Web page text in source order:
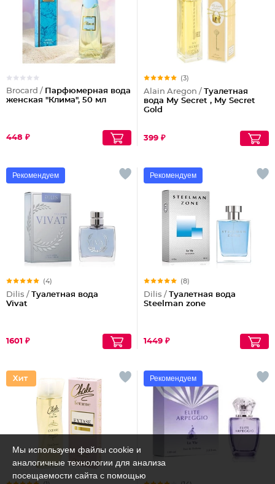
Brocard / Парфюмерная вода
женская "Клима", 50 мл
448 ₽
(3)
Alain Aregon / Туалетная
вода My Secret , My Secret
Gold
399 ₽
Рекомендуем
(4)
Dilis / Туалетная вода
Vivat
1601 ₽
Рекомендуем
(8)
Dilis / Туалетная вода
Steelman zone
1449 ₽
Рекомендуем
Мы используем файлы cookie и
аналогичные технологии для анализа
посещаемости сайта с помощью